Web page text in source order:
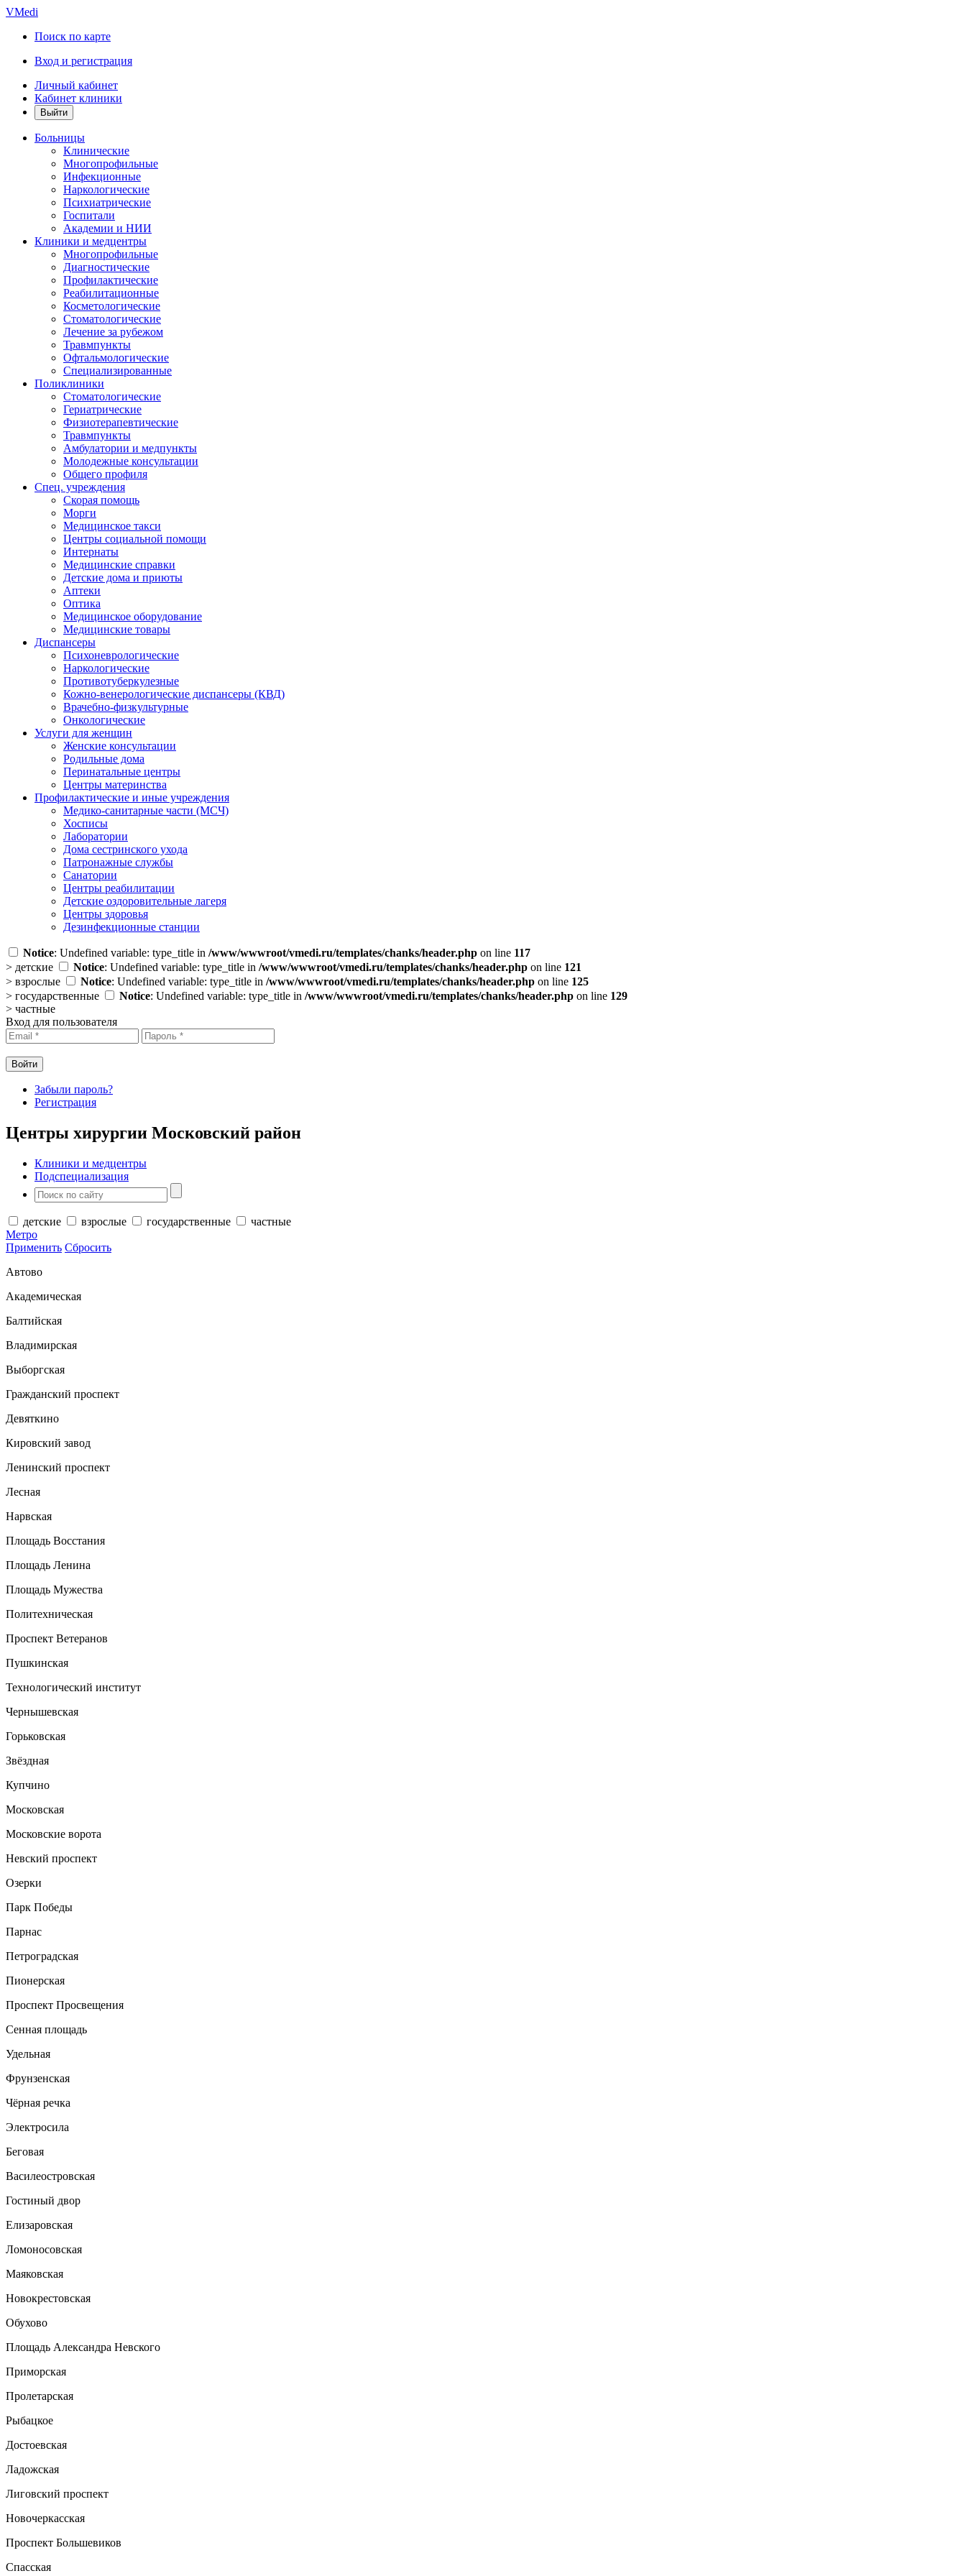
VMedi
Поиск по карте
Вход и регистрация
Личный кабинет
Кабинет клиники
Больницы
Клинические
Многопрофильные
Инфекционные
Наркологические
Психиатрические
Госпитали
Академии и НИИ
Клиники и медцентры
Многопрофильные
Диагностические
Профилактические
Реабилитационные
Косметологические
Стоматологические
Лечение за рубежом
Травмпункты
Офтальмологические
Специализированные
Поликлиники
Стоматологические
Гериатрические
Физиотерапевтические
Травмпункты
Амбулатории и медпункты
Молодежные консультации
Общего профиля
Спец. учреждения
Скорая помощь
Морги
Медицинское такси
Центры социальной помощи
Интернаты
Медицинские справки
Детские дома и приюты
Аптеки
Оптика
Медицинское оборудование
Медицинские товары
Диспансеры
Психоневрологические
Наркологические
Противотуберкулезные
Кожно-венерологические диспансеры (КВД)
Врачебно-физкультурные
Онкологические
Услуги для женщин
Женские консультации
Родильные дома
Перинатальные центры
Центры материнства
Профилактические и иные учреждения
Медико-санитарные части (МСЧ)
Хосписы
Лаборатории
Дома сестринского ухода
Патронажные службы
Санатории
Центры реабилитации
Детские оздоровительные лагеря
Центры здоровья
Дезинфекционные станции
Notice: Undefined variable: type_title in /www/wwwroot/vmedi.ru/templates/chanks/header.php on line 117
> детские Notice: Undefined variable: type_title in /www/wwwroot/vmedi.ru/templates/chanks/header.php on line 121
> взрослые Notice: Undefined variable: type_title in /www/wwwroot/vmedi.ru/templates/chanks/header.php on line 125
> государственные Notice: Undefined variable: type_title in /www/wwwroot/vmedi.ru/templates/chanks/header.php on line 129
> частные
Вход для пользователя
Забыли пароль?
Регистрация
Центры хирургии Московский район
Клиники и медцентры
Подспециализация
детские взрослые государственные
частные
Метро
Применить Сбросить
Автово
Академическая
Балтийская
Владимирская
Выборгская
Гражданский проспект
Девяткино
Кировский завод
Ленинский проспект
Лесная
Нарвская
Площадь Восстания
Площадь Ленина
Площадь Мужества
Политехническая
Проспект Ветеранов
Пушкинская
Технологический институт
Чернышевская
Горьковская
Звёздная
Купчино
Московская
Московские ворота
Невский проспект
Озерки
Парк Победы
Парнас
Петроградская
Пионерская
Проспект Просвещения
Сенная площадь
Удельная
Фрунзенская
Чёрная речка
Электросила
Беговая
Василеостровская
Гостиный двор
Елизаровская
Ломоносовская
Маяковская
Новокрестовская
Обухово
Площадь Александра Невского
Приморская
Пролетарская
Рыбацкое
Достоевская
Ладожская
Лиговский проспект
Новочеркасская
Проспект Большевиков
Спасская